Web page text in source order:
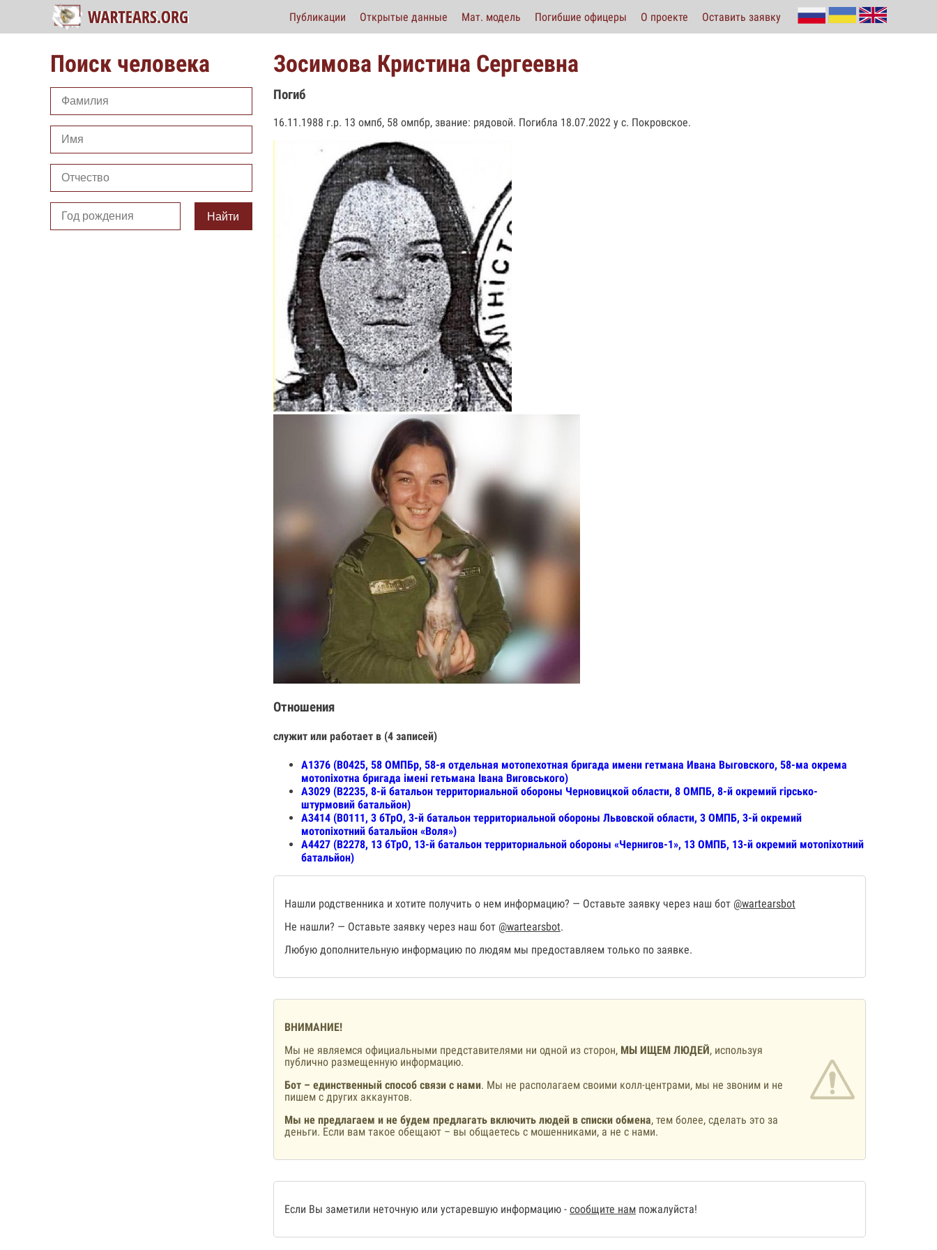
Публикации Открытые данные Мат. модель Погибшие офицеры О проекте Оставить заявку
Поиск человека
Найти
Зосимова Кристина Сергеевна
Погиб
16.11.1988 г.р. 13 омпб, 58 омпбр, звание: рядовой. Погибла 18.07.2022 у с. Покровское.
Отношения
служит или работает в (4 записей)
А1376 (В0425, 58 ОМПБр, 58-я отдельная мотопехотная бригада имени гетмана Ивана Выговского, 58-ма окрема
мотопіхотна бригада імені гетьмана Івана Виговського)
А3029 (В2235, 8-й батальон территориальной обороны Черновицкой области, 8 ОМПБ, 8-й окремий гірсько-
штурмовий батальйон)
А3414 (В0111, 3 бТрО, 3-й батальон территориальной обороны Львовской области, 3 ОМПБ, 3-й окремий
мотопіхотний батальйон «Воля»)
А4427 (В2278, 13 бТрО, 13-й батальон территориальной обороны «Чернигов-1», 13 ОМПБ, 13-й окремий мотопіхотний
батальйон)
Нашли родственника и хотите получить о нем информацию? — Оставьте заявку через наш бот @wartearsbot
Не нашли? — Оставьте заявку через наш бот @wartearsbot.
Любую дополнительную информацию по людям мы предоставляем только по заявке.
ВНИМАНИЕ!
Мы не являемся официальными представителями ни одной из сторон, МЫ ИЩЕМ ЛЮДЕЙ, используя
публично размещенную информацию.
Бот – единственный способ связи с нами. Мы не располагаем своими колл-центрами, мы не звоним и не
пишем с других аккаунтов.
Мы не предлагаем и не будем предлагать включить людей в списки обмена, тем более, сделать это за
деньги. Если вам такое обещают – вы общаетесь с мошенниками, а не с нами.
Если Вы заметили неточную или устаревшую информацию - сообщите нам пожалуйста!